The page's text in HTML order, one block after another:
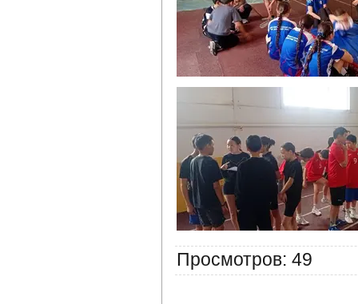
Просмотров: 49